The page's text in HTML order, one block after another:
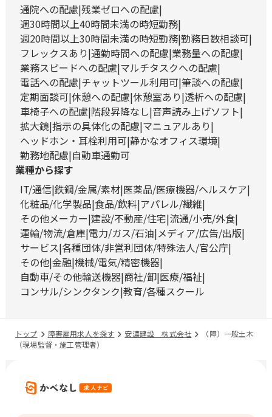
通院への配慮 残業ゼロへの配慮
週30時間以上40時間未満の時短勤務
週20時間以上30時間未満の時短勤務 勤務日数相談可
フレックスあり 通勤時間への配慮 業務量への配慮
業務スピードへの配慮 マルチタスクへの配慮
電話への配慮 チャットツール利用可 筆談への配慮
定期面談可 休憩への配慮 休憩室あり 透析への配慮
車椅子への配慮 階段昇降なし 音声読み上げソフト
拡大鏡 指示の具体化の配慮 マニュアルあり
ヘッドホン・耳栓利用可 静かなオフィス環境
勤務地配慮 自動車通勤可
業種から探す
IT/通信 鉄鋼/金属/素材 医薬品/医療機器/ヘルスケア
化粧品/化学製品 食品/飲料 アパレル/繊維
その他メーカー 建設/不動産/住宅 流通/小売/外食
運輸/物流/倉庫 電力/ガス/石油 メディア/広告/出版
サービス 各種団体/非営利団体/特殊法人/官公庁
その他 金融 機械/電気/精密機器
自動車/その他輸送機器 商社/卸 医療/福祉
コンサル/シンクタンク 教育/各種スクール
トップ 障害雇用求人を探す 安濃建設 株式会社
（障）一般土木
（現場監督・施工管理者）